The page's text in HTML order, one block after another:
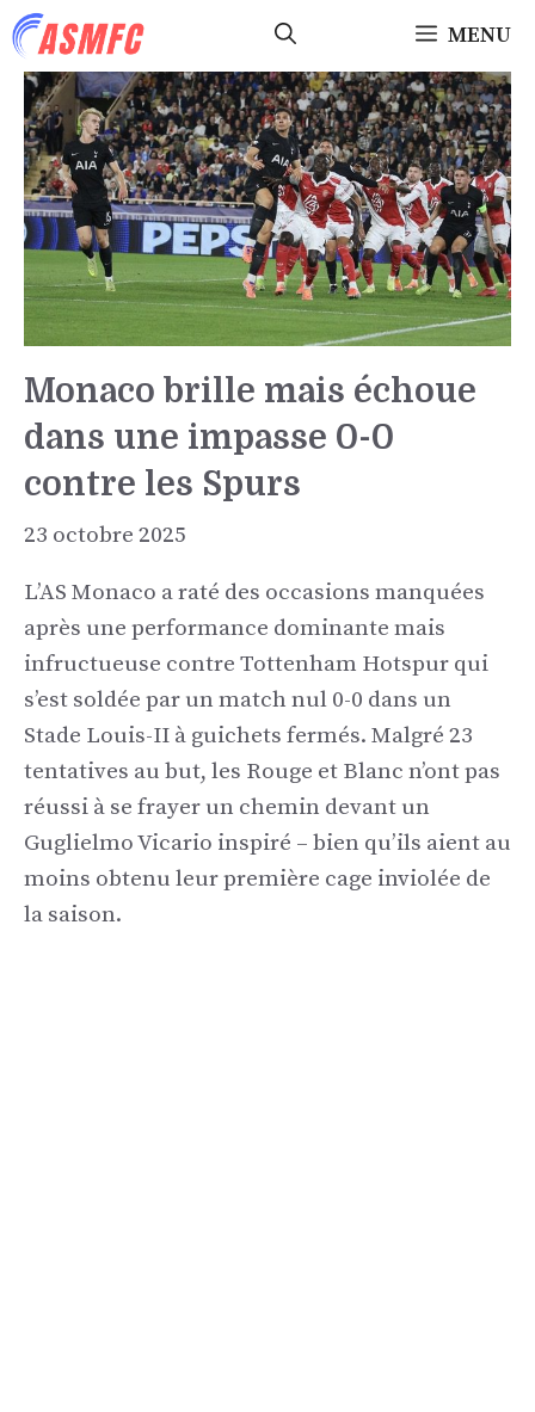
Aller
au
contenu
MENU
Monaco brille mais échoue
dans une impasse 0-0
contre les Spurs
23 octobre 2025
L’AS Monaco a raté des occasions manquées
après une performance dominante mais
infructueuse contre Tottenham Hotspur qui
s’est soldée par un match nul 0-0 dans un
Stade Louis-II à guichets fermés. Malgré 23
tentatives au but, les Rouge et Blanc n’ont pas
réussi à se frayer un chemin devant un
Guglielmo Vicario inspiré – bien qu’ils aient au
moins obtenu leur première cage inviolée de
la saison.